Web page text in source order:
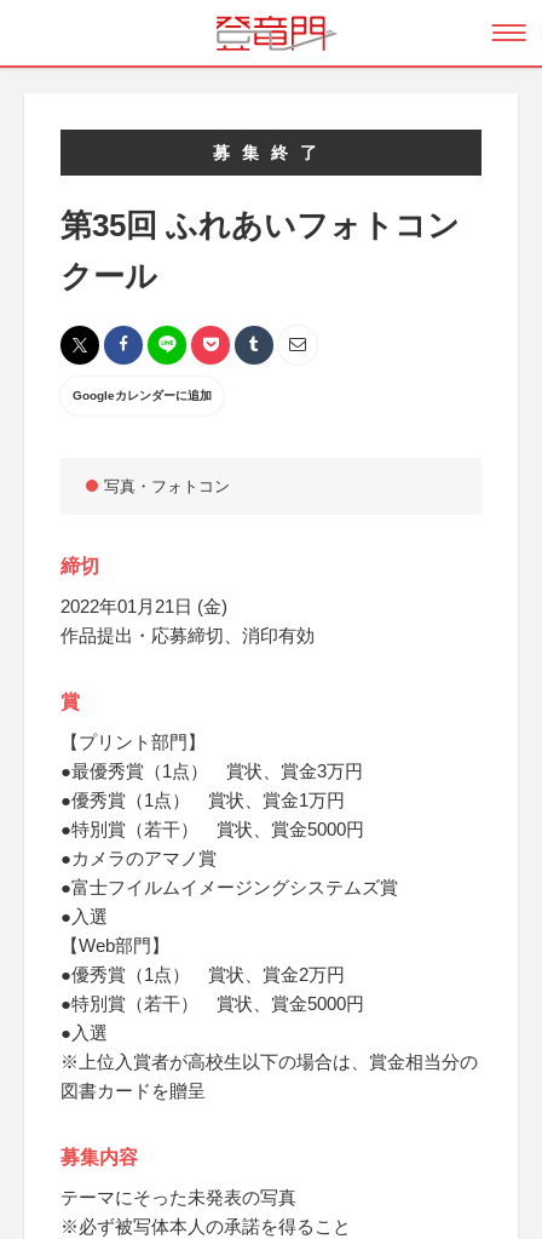
募集終了
第35回 ふれあいフォトコン
クール
Googleカレンダーに追加
写真・フォトコン
締切
2022年01月21日 (金)
作品提出・応募締切、消印有効
賞
【プリント部門】
●最優秀賞（1点） 賞状、賞金3万円
●優秀賞（1点） 賞状、賞金1万円
●特別賞（若干） 賞状、賞金5000円
●カメラのアマノ賞
●富士フイルムイメージングシステムズ賞
●入選
【Web部門】
●優秀賞（1点） 賞状、賞金2万円
●特別賞（若干） 賞状、賞金5000円
●入選
※上位入賞者が高校生以下の場合は、賞金相当分の
図書カードを贈呈
募集内容
テーマにそった未発表の写真
※必ず被写体本人の承諾を得ること